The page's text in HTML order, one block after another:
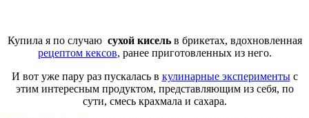
Купила я по случаю сухой кисельв брикетах, вдохновленная
рецептом кексов, ранее приготовленных из него.
И вот уже пару раз пускалась в кулинарные экспериментыс
этим интересным продуктом, представляющим из себя, по
сути, смесь крахмала и сахара.